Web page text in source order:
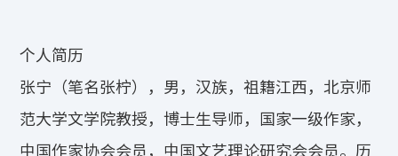
个人简历
张宁（笔名张柠），男，汉族，祖籍江西，北京师
范大学文学院教授，博士生导师，国家一级作家，
中国作家协会会员，中国文艺理论研究会会员。历